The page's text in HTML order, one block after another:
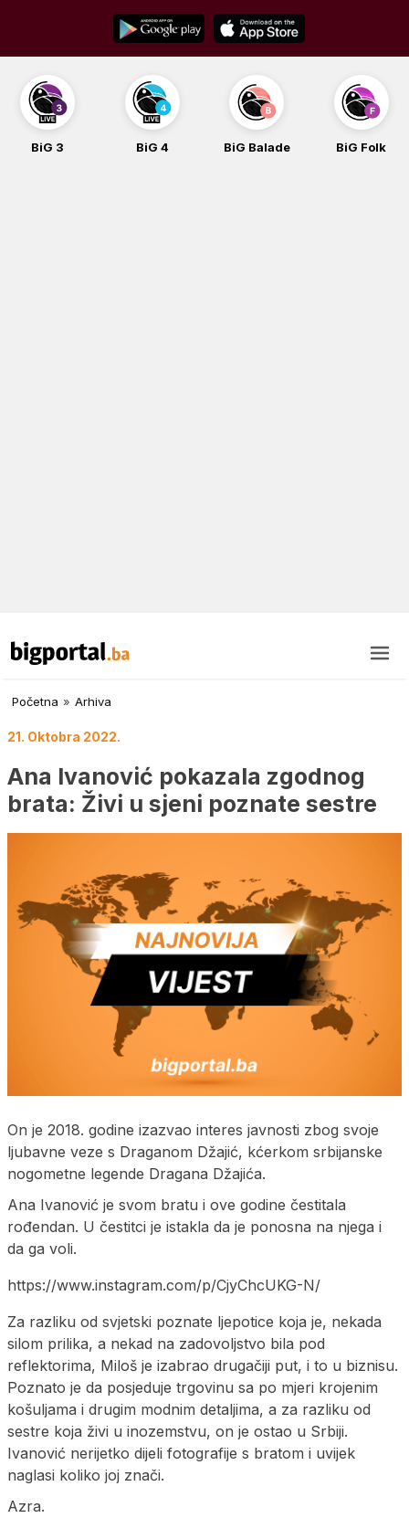
content
BiG 3 BiG 4 BiG Balade BiG Folk
Početna » Arhiva
21. Oktobra 2022.
Ana Ivanović pokazala zgodnog
brata: Živi u sjeni poznate sestre
On je 2018. godine izazvao interes javnosti zbog svoje
ljubavne veze s Draganom Džajić, kćerkom srbijanske
nogometne legende Dragana Džajića.
Ana Ivanović je svom bratu i ove godine čestitala
rođendan. U čestitci je istakla da je ponosna na njega i
da ga voli.
https://www.instagram.com/p/CjyChcUKG-N/
Za razliku od svjetski poznate ljepotice koja je, nekada
silom prilika, a nekad na zadovoljstvo bila pod
reflektorima, Miloš je izabrao drugačiji put, i to u biznisu.
Poznato je da posjeduje trgovinu sa po mjeri krojenim
košuljama i drugim modnim detaljima, a za razliku od
sestre koja živi u inozemstvu, on je ostao u Srbiji.
Ivanović nerijetko dijeli fotografije s bratom i uvijek
naglasi koliko joj znači.
Azra.